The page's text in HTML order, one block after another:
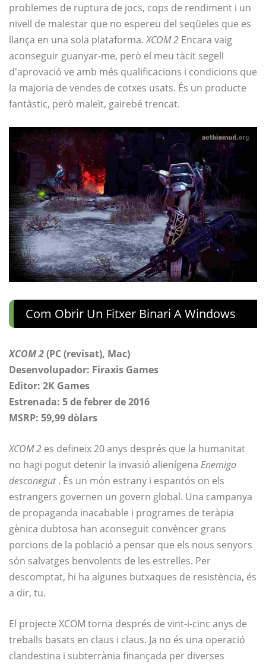
problemes de ruptura de jocs, cops de rendiment i un
nivell de malestar que no espereu del seqüeles que es
llança en una sola plataforma.XCOM 2 Encara vaig
aconseguir guanyar-me, però el meu tàcit segell
d'aprovació ve amb més qualificacions i condicions que
la majoria de vendes de cotxes usats. És un producte
fantàstic, però maleït, gairebé trencat.
Com Obrir Un Fitxer Binari A Windows
XCOM 2(PC (revisat), Mac)
Desenvolupador: Firaxis Games
Editor: 2K Games
Estrenada: 5 de febrer de 2016
MSRP: 59,99 dòlars
XCOM 2 es defineix 20 anys després que la humanitat
no hagi pogut detenir la invasió alienígena Enemigo
desconegut. És un món estrany i espantós on els
estrangers governen un govern global. Una campanya
de propaganda inacabable i programes de teràpia
gènica dubtosa han aconseguit convèncer grans
porcions de la població a pensar que els nous senyors
són salvatges benvolents de les estrelles. Per
descomptat, hi ha algunes butxaques de resistència, és
a dir, tu.
El projecte XCOM torna després de vint-i-cinc anys de
treballs basats en claus i claus. Ja no és una operació
clandestina i subterrània finançada per diverses